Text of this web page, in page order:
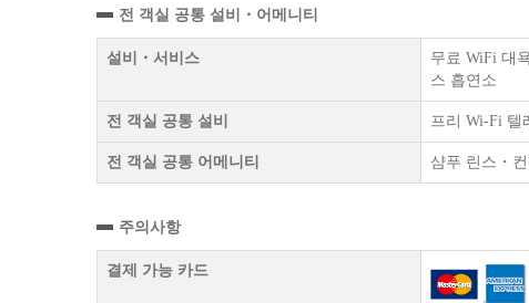
전 객실 공통 설비・어메니티
설비・서비스
무료 WiFi 대
스 흡연소
전 객실 공통 설비 프리 Wi-Fi 텔
전 객실 공통 어메니티 샴푸 린스・
주의사항
결제 가능 카드